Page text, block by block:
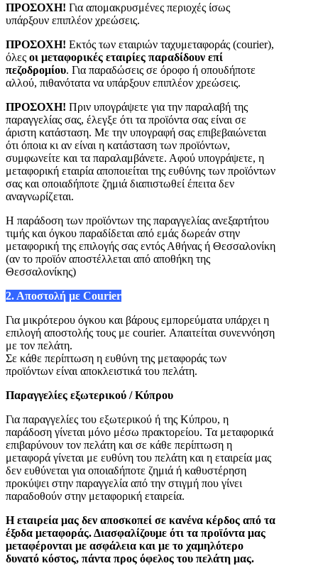
ΠΡΟΣΟΧΗ! Για απομακρυσμένες περιοχές ίσως
υπάρξουν επιπλέον χρεώσεις.
ΠΡΟΣΟΧΗ! Εκτός των εταιριών ταχυμεταφοράς (courier),
όλες οι μεταφορικές εταιρίες παραδίδουν επί
πεζοδρομίου. Για παραδώσεις σε όροφο ή οπουδήποτε
αλλού, πιθανότατα να υπάρξουν επιπλέον χρεώσεις.
ΠΡΟΣΟΧΗ! Πριν υπογράψετε για την παραλαβή της
παραγγελίας σας, έλεγξε ότι τα προϊόντα σας είναι σε
άριστη κατάσταση. Με την υπογραφή σας επιβεβαιώνεται
ότι όποια κι αν είναι η κατάσταση των προϊόντων,
συμφωνείτε και τα παραλαμβάνετε. Αφού υπογράψετε, η
μεταφορική εταιρία αποποιείται της ευθύνης των προϊόντων
σας και οποιαδήποτε ζημιά διαπιστωθεί έπειτα δεν
αναγνωρίζεται.
Η παράδοση των προϊόντων της παραγγελίας ανεξαρτήτου
τιμής και όγκου παραδίδεται από εμάς δωρεάν στην
μεταφορική της επιλογής σας εντός Αθήνας ή Θεσσαλονίκη
(αν το προϊόν αποστέλλεται από αποθήκη της
Θεσσαλονίκης)
2. Αποστολή με Courier
Για μικρότερου όγκου και βάρους εμπορεύματα υπάρχει η
επιλογή αποστολής τους με courier. Απαιτείται συνεννόηση
με τον πελάτη.
Σε κάθε περίπτωση η ευθύνη της μεταφοράς των
προϊόντων είναι αποκλειστικά του πελάτη.
Παραγγελίες εξωτερικού / Κύπρου
Για παραγγελίες του εξωτερικού ή της Κύπρου, η
παράδοση γίνεται μόνο μέσω πρακτορείου. Τα μεταφορικά
επιβαρύνουν τον πελάτη και σε κάθε περίπτωση η
μεταφορά γίνεται με ευθύνη του πελάτη και η εταιρεία μας
δεν ευθύνεται για οποιαδήποτε ζημιά ή καθυστέρηση
προκύψει στην παραγγελία από την στιγμή που γίνει
παραδοθούν στην μεταφορική εταιρεία.
Η εταιρεία μας δεν αποσκοπεί σε κανένα κέρδος από τα
έξοδα μεταφοράς. Διασφαλίζουμε ότι τα προϊόντα μας
μεταφέρονται με ασφάλεια και με το χαμηλότερο
δυνατό κόστος, πάντα προς όφελος του πελάτη μας.